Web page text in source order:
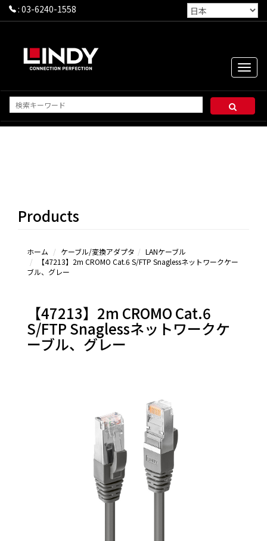
: 03-6240-1558
Toggle
USB
Apple
Lightning
Thunderbolt
PS/2
RS-232
LANケーブル
Products
ホーム ケーブル/変換アダプタ
LANケーブル
【47213】2m CROMO Cat.6 S/FTP Snaglessネットワークケー
ブル、グレー
【47213】2m CROMO Cat.6
S/FTP Snaglessネットワークケ
ーブル、グレー